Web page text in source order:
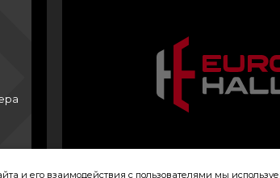
и его взаимодействия с пользователями мы